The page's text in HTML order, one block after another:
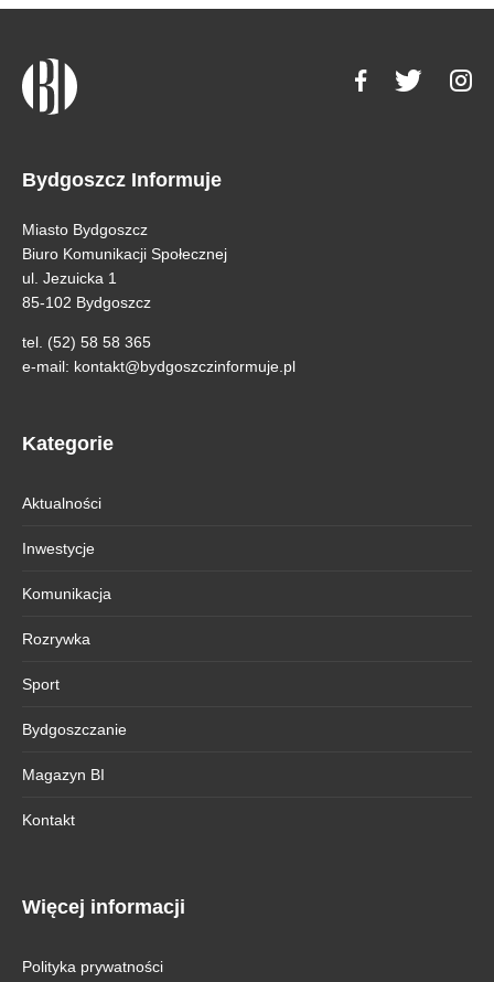
Bydgoszcz Informuje
Miasto Bydgoszcz
Biuro Komunikacji Społecznej
ul. Jezuicka 1
85-102 Bydgoszcz
tel. (52) 58 58 365
e-mail: kontakt@bydgoszczinformuje.pl
Kategorie
Aktualności
Inwestycje
Komunikacja
Rozrywka
Sport
Bydgoszczanie
Magazyn BI
Kontakt
Więcej informacji
Polityka prywatności